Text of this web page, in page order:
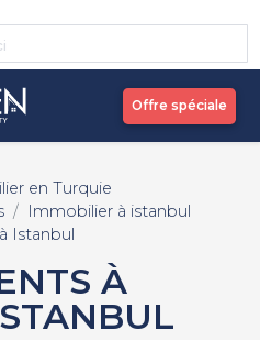
Offre spéciale
en Turquie
Immobilier à istanbul
Istanbul
À